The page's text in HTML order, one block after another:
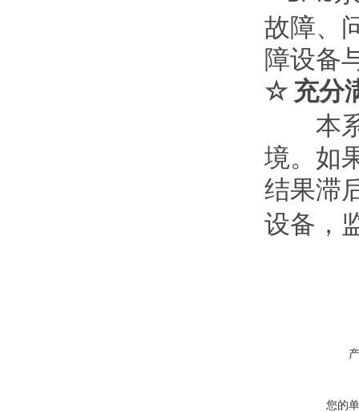
故障、
障设备
☆ 充分
本系
境。如
结果滞
设备，
您的